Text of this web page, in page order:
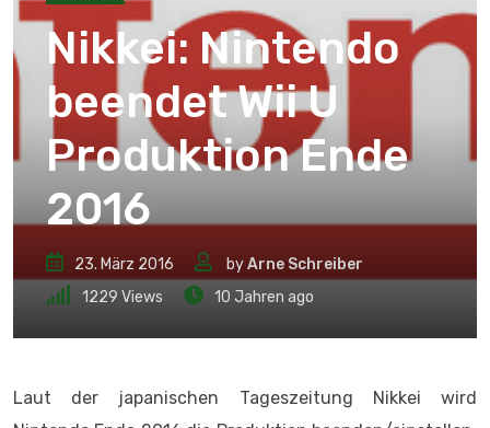
Nikkei: Nintendo
beendet Wii U
Produktion Ende
2016
23. März 2016 byArne Schreiber
1229 Views 10 Jahren ago
Laut der japanischen Tageszeitung Nikkei wird